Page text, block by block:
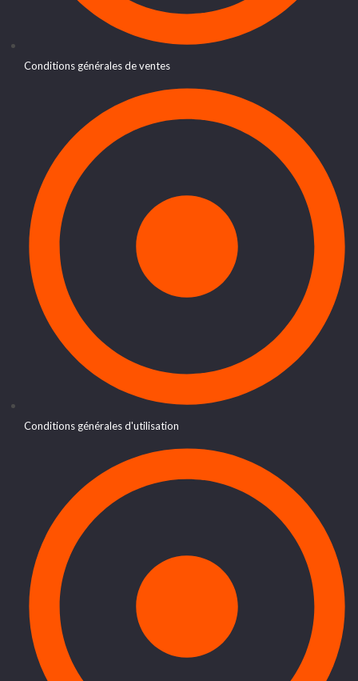
Conditions générales de ventes
Conditions générales d'utilisation